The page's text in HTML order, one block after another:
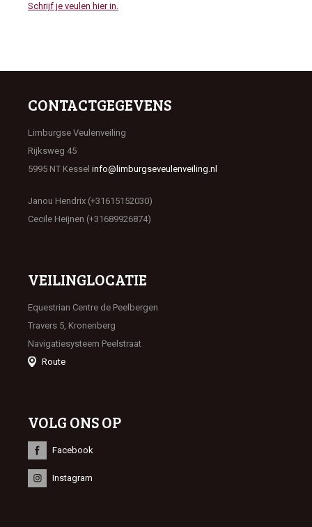
Schrijf je veulen hier in.
CONTACTGEGEVENS
Limburgse Veulenveiling
Rijksweg 45
5995 NT Kessel info@limburgseveulenveiling.nl
Janou Hendrix (+31615152030)
Cecile Heijnen (+31689926874)
VEILINGLOCATIE
Equestrian Centre de Peelbergen
Travers 5, Kronenberg
Navigatiesysteem Peelstraat
Route
VOLG ONS OP
Facebook
Instagram